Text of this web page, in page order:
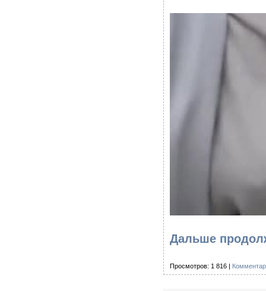
Дальше
Просмотров: 1 816 |